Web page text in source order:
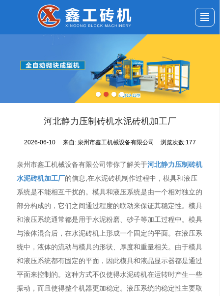
河北静力压制砖机水泥砖机加工厂
2026-06-10 来自: 泉州市鑫工机械设备有限公司 浏览次数:177
泉州市鑫工机械设备有限公司带你了解关于河北静力压制砖机
水泥砖机加工厂的信息,在水泥砖机制作过程中，模具和液压
系统是不能相互干扰的。模具和液压系统是由一个相对独立的
部分构成的，它们之间通过程度的联动来保证其稳定性。模具
和液压系统通常都是用于水泥粉磨、砂子等加工过程中。模具
与液体混合后，在水泥砖机上形成一个固定的平面。在液压系
统中，液体的流动与模具的形状、厚度和重量相关。由于模具
和液压系统都有固定的平面，因此模具和液晶显示器都是通过
平面来控制的。这种方式不仅使得水泥砖机在运转时产生一些
振动，而且使得整个机器更加稳定。液压系统的稳定性主要取